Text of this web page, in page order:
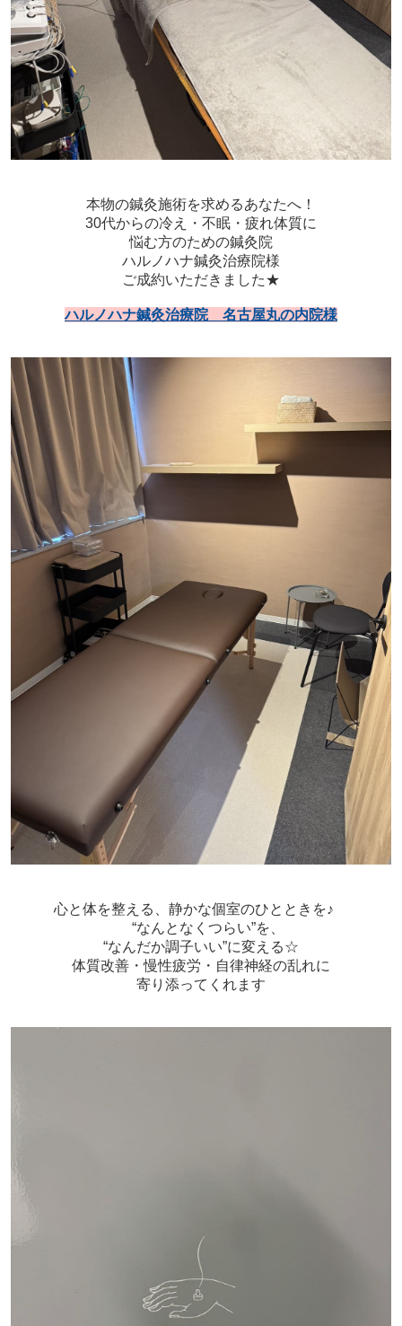
本物の鍼灸施術を求めるあなたへ！
30代からの冷え・不眠・疲れ体質に
悩む方のための鍼灸院
ハルノハナ鍼灸治療院様
ご成約いただきました★
ハルノハナ鍼灸治療院 名古屋丸の内院様
心と体を整える、静かな個室のひとときを♪
“なんとなくつらい”を、
“なんだか調子いい”に変える☆
体質改善・慢性疲労・自律神経の乱れに
寄り添ってくれます️